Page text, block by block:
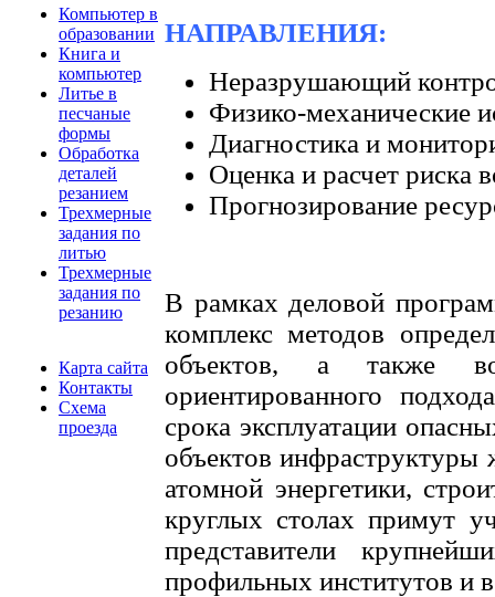
Компьютер в
образовании
Книга и
компьютер
Литье в
песчаные
формы
Обработка
деталей
резанием
Трехмерные
задания по
литью
Трехмерные
задания по
резанию
Карта сайта
Контакты
Схема
проезда
НАПРАВЛЕНИЯ:
Неразрушающий
Физико-механические
Диагностика и
Оценка и расчет риска
Прогнозирование
В рамках деловой
комплекс методов
объектов, а также
ориентированного
срока эксплуатации
объектов инфраструктуры
атомной энергетики,
круглых столах примут
представители
профильных институтов и